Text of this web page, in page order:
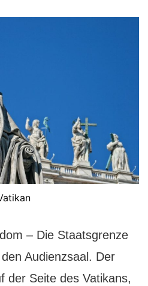
– Die Staatsgrenze
Audienzsaal. Der
der Seite des Vatikans,